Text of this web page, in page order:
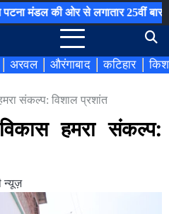
ओर से लगातार 25वीं बार रक्तदान
अरवल औरंगाबाद कटिहार
संकल्प: विशाल प्रशांत
हमरा संकल्प:
न्यूज़